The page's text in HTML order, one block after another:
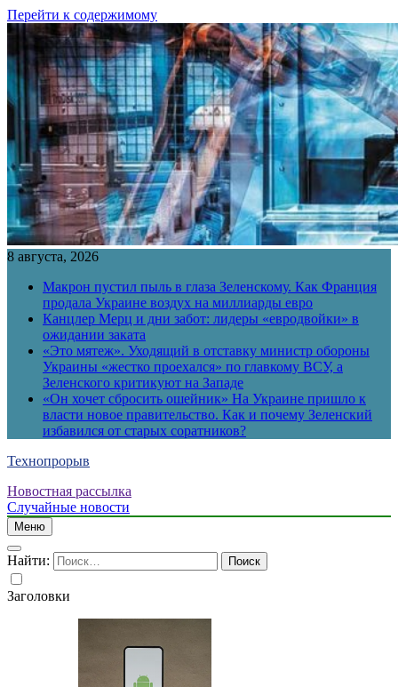
Перейти к содержимому
8 августа, 2026
Макрон пустил пыль в глаза Зеленскому. Как Франция
продала Украине воздух на миллиарды евро
Канцлер Мерц и дни забот: лидеры «евродвойки» в
ожидании заката
«Это мятеж». Уходящий в отставку министр обороны
Украины «жестко проехался» по главкому ВСУ, а
Зеленского критикуют на Западе
«Он хочет сбросить ошейник» На Украине пришло к
власти новое правительство. Как и почему Зеленский
избавился от старых соратников?
Технопрорыв
Новостная рассылка
Случайные новости
Меню
Найти:
Заголовки